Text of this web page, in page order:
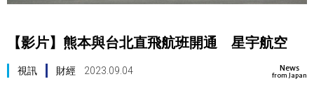
日本指南
【影片】熊本與台北直飛航班開通 星宇航空
News
from Japan
視訊 財經 2023.09.04